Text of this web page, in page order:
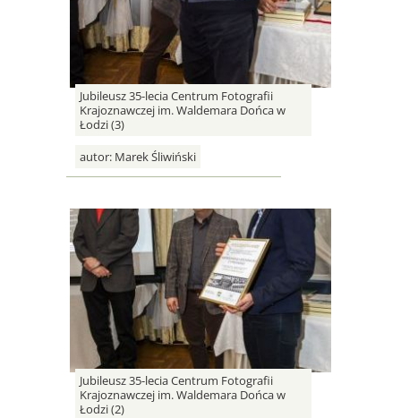
Jubileusz 35-lecia Centrum Fotografii
Krajoznawczej im. Waldemara Dońca w
Łodzi (3)
autor: Marek Śliwiński
Jubileusz 35-lecia Centrum Fotografii
Krajoznawczej im. Waldemara Dońca w
Łodzi (2)